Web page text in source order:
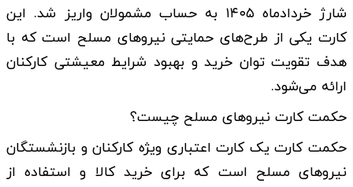
شارژ خردادماه ۱۴۰۵ به حساب مشمولان واریز شد. این
کارت یکی از طرح‌های حمایتی نیروهای مسلح است که با
هدف تقویت توان خرید و بهبود شرایط معیشتی کارکنان
ارائه می‌شود.
حکمت کارت نیروهای مسلح چیست؟
حکمت کارت یک کارت اعتباری ویژه کارکنان و بازنشستگان
نیروهای مسلح است که برای خرید کالا و استفاده از